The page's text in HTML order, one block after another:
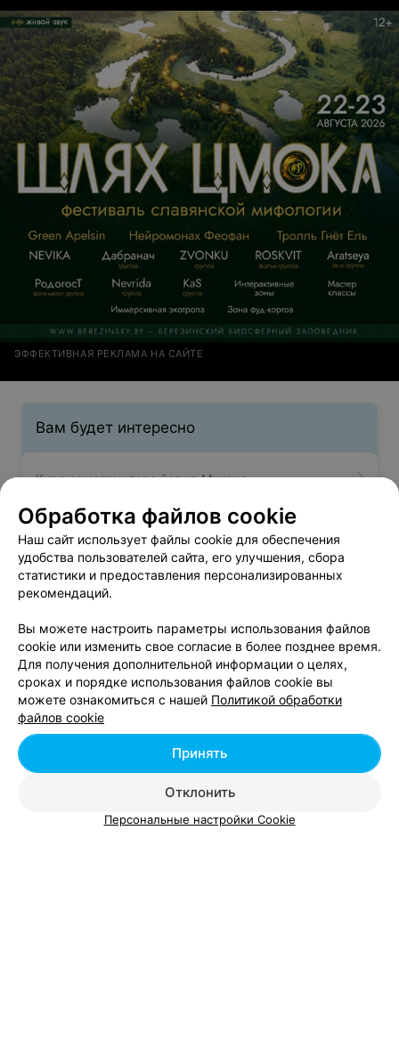
ЭФФЕКТИВНАЯ РЕКЛАМА НА САЙТЕ
Вам будет интересно
Курсы инструктора йоги в Минске
Курсы фитнес-тренера в Минске
Курсы инструктора пилатеса в Минске
Добавить компанию
Добавить специалиста
Обработка файлов cookie
Наш сайт использует файлы cookie для обеспечения
удобства пользователей сайта, его улучшения, сбора
статистики и предоставления персонализированных
рекомендаций.
Вы можете настроить параметры использования файлов
cookie или изменить свое согласие в более позднее время.
Для получения дополнительной информации о целях,
сроках и порядке использования файлов cookie вы
можете ознакомиться с нашей Политикой обработки
файлов cookie
Отклонить
Принять
Персональные настройки Cookie